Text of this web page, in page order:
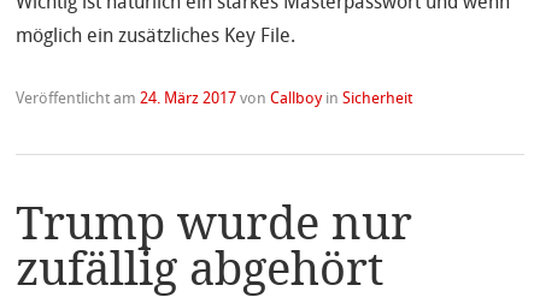
möglich ein zusätzliches Key File.
Veröffentlicht am 24. März 2017 vonCallboy inSicherheit
Trump wurde nur
zufällig abgehört